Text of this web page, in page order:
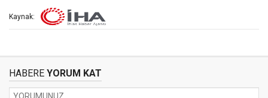
Kaynak:
HABERE YORUM KAT